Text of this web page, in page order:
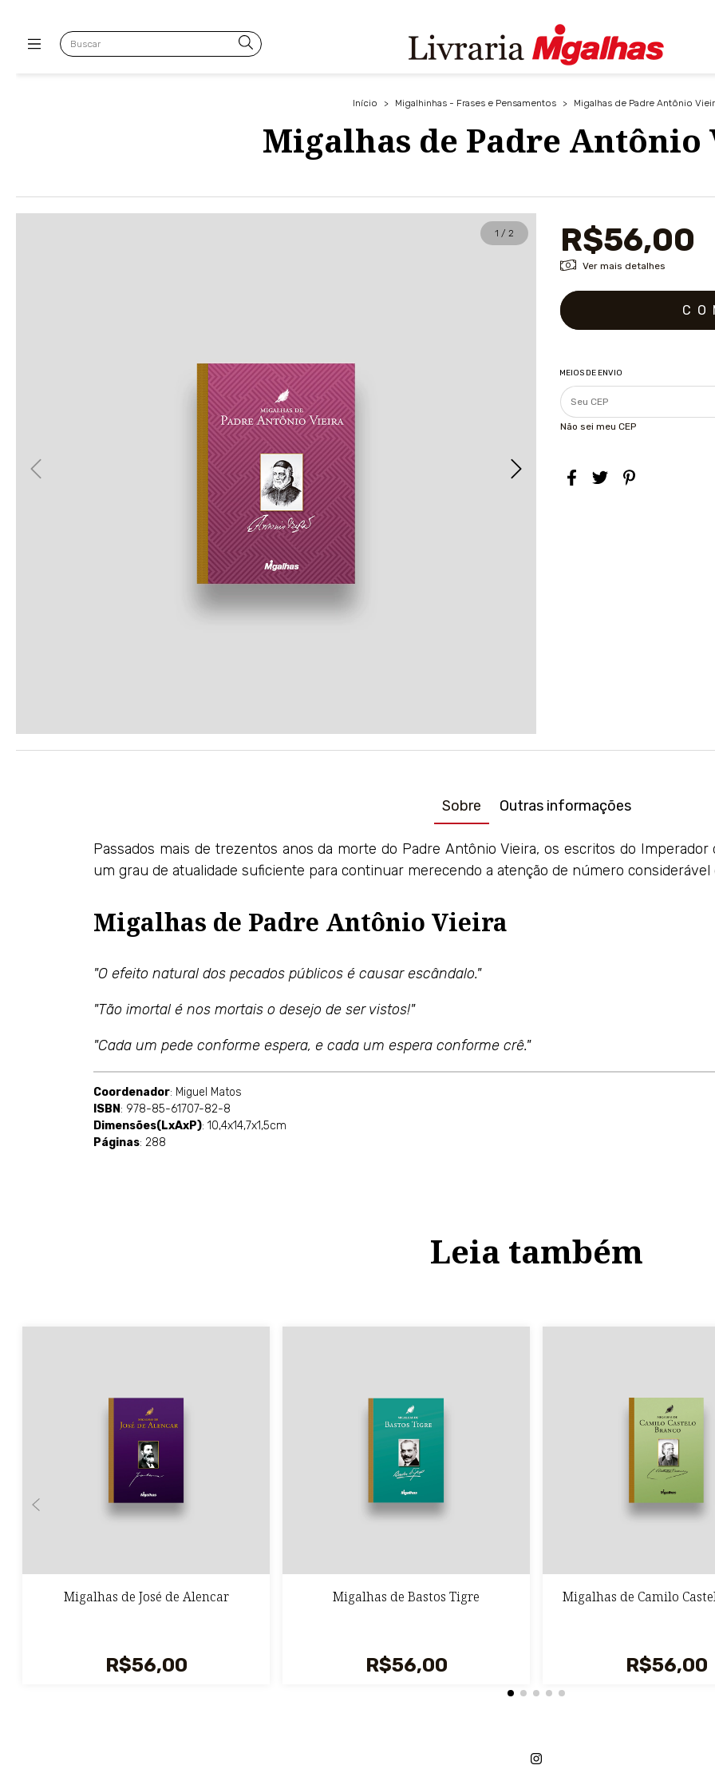
Início > Migalhinhas - Frases e Pensamentos > Migalhas de Padre Antônio
Migalhas de Padre Antônio
1 / 2 R$56,00
Ver mais detalhes
MEIOS DE ENVIO
Não sei meu CEP
Sobre Outras informações
Passados mais de trezentos anos da morte do Padre Antônio Vieira, os escritos do
um grau de atualidade suficiente para continuar merecendo a atenção de número considerável
Migalhas de Padre Antônio Vieira
"O efeito natural dos pecados públicos é causar escândalo."
"Tão imortal é nos mortais o desejo de ser vistos!"
"Cada um pede conforme espera, e cada um espera conforme crê."
Coordenador: Miguel Matos
ISBN : 978-85-61707-82-8
Dimensões(LxAxP): 10,4x14,7x1,5cm
Páginas: 288
Leia também
Migalhas de José de Alencar
R$56,00
Migalhas de Bastos Tigre
R$56,00
Migalhas de Camilo
R$56,00